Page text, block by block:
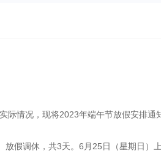
际情况，现将2023年端午节放假安排通
假调休，共3天。6月25日（星期日）上